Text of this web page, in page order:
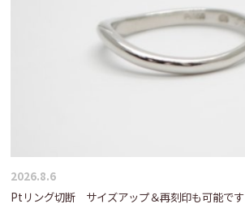
2026.8.6
Ptリング切断 サイズアップ＆再刻印も可能です